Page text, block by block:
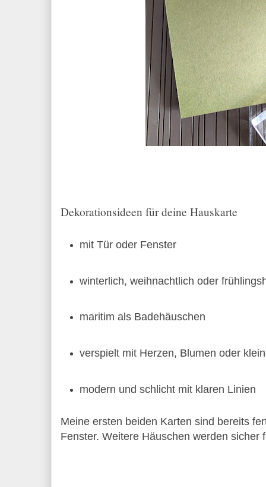
Dekorationsideen für deine Hauskarte
mit Tür oder Fenster
winterlich, weihnachtlich oder
maritim als Badehäuschen
verspielt mit Herzen, Blumen oder
modern und schlicht mit klaren Linien
Meine ersten beiden Karten sind bereits
Fenster. Weitere Häuschen werden sicher